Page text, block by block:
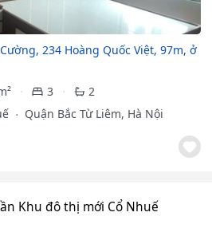
234 Hoàng Quốc Việt, 97m, ở
3
2
Quận Bắc Từ Liêm, Hà Nội
Khu đô thị mới Cổ Nhuế